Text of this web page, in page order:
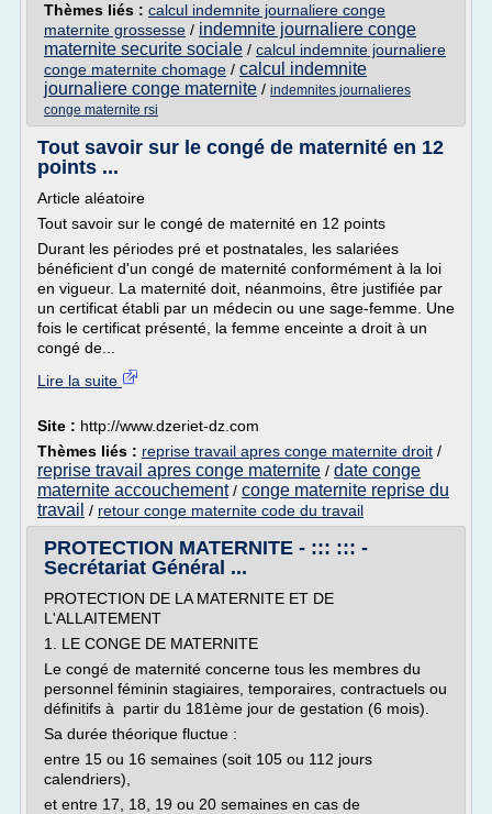
Thèmes liés : calcul indemnite journaliere conge
maternite grossesse / indemnite journaliere conge
maternite securite sociale / calcul indemnite journaliere
conge maternite chomage / calcul indemnite
journaliere conge maternite / indemnites journalieres
conge maternite rsi
Tout savoir sur le congé de maternité en 12
points ...
Article aléatoire
Tout savoir sur le congé de maternité en 12 points
Durant les périodes pré et postnatales, les salariées
bénéficient d'un congé de maternité conformément à la loi
en vigueur. La maternité doit, néanmoins, être justifiée par
un certificat établi par un médecin ou une sage-femme. Une
fois le certificat présenté, la femme enceinte a droit à un
congé de...
Lire la suite
Site : http://www.dzeriet-dz.com
Thèmes liés : reprise travail apres conge maternite droit /
reprise travail apres conge maternite / date conge
maternite accouchement/ conge maternite reprise du
travail / retour conge maternite code du travail
PROTECTION MATERNITE - ::: ::: -
Secrétariat Général ...
PROTECTION DE LA MATERNITE ET DE
L'ALLAITEMENT
1. LE CONGE DE MATERNITE
Le congé de maternité concerne tous les membres du
personnel féminin stagiaires, temporaires, contractuels ou
définitifs à partir du 181ème jour de gestation (6 mois).
Sa durée théorique fluctue :
entre 15 ou 16 semaines (soit 105 ou 112 jours
calendriers),
et entre 17, 18, 19 ou 20 semaines en cas de